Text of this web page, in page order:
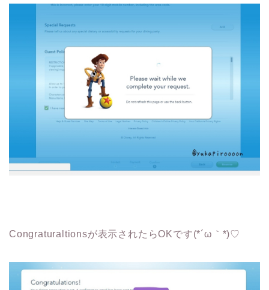
Congraturaltionsが表示されたらOKです(*´ω｀*)♡